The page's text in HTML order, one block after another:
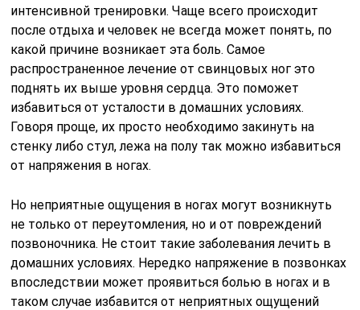
интенсивной тренировки. Чаще всего происходит
после отдыха и человек не всегда может понять, по
какой причине возникает эта боль. Самое
распространенное лечение от свинцовых ног это
поднять их выше уровня сердца. Это поможет
избавиться от усталости в домашних условиях.
Говоря проще, их просто необходимо закинуть на
стенку либо стул, лежа на полу так можно избавиться
от напряжения в ногах.
Но неприятные ощущения в ногах могут возникнуть
не только от переутомления, но и от повреждений
позвоночника. Не стоит такие заболевания лечить в
домашних условиях. Нередко напряжение в позвонках
впоследствии может проявиться болью в ногах и в
таком случае избавится от неприятных ощущений